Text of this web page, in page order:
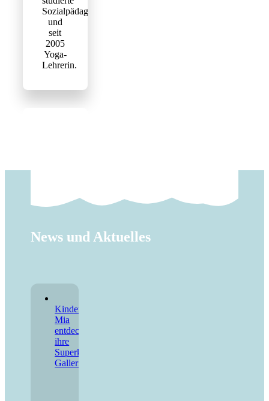
Sozialpädagogin
und
seit
2005
Yoga-
Lehrerin.
News und Aktuelles
Kinderbuch:
Mia
entdeckt
ihre
Superkraft.
Gallerie